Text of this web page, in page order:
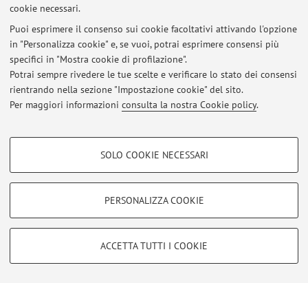
cookie necessari.
Puoi esprimere il consenso sui cookie facoltativi attivando l'opzione
in "Personalizza cookie" e, se vuoi, potrai esprimere consensi più
specifici in "Mostra cookie di profilazione".
Potrai sempre rivedere le tue scelte e verificare lo stato dei consensi
rientrando nella sezione "Impostazione cookie" del sito.
Per maggiori informazioni consulta la nostra Cookie policy.
COOKIE DI PROFILAZIONE - FACOLTATIVI
COOKIE TECNICI - NECESSARI
Si tratta di cookie tecnici utilizzati, a titolo esemplificativo, per il corretto
SOLO COOKIE NECESSARI
PERSONALIZZA COOKIE
ACCETTA TUTTI I COOKIE
© 2026 - ALMA MATER STUDIORUM - Università di Bologna - Via
Zamboni, 33 - 40126 Bologna - Partita IVA: 01131710376
Privacy|Note legali|Impostazioni Cookie